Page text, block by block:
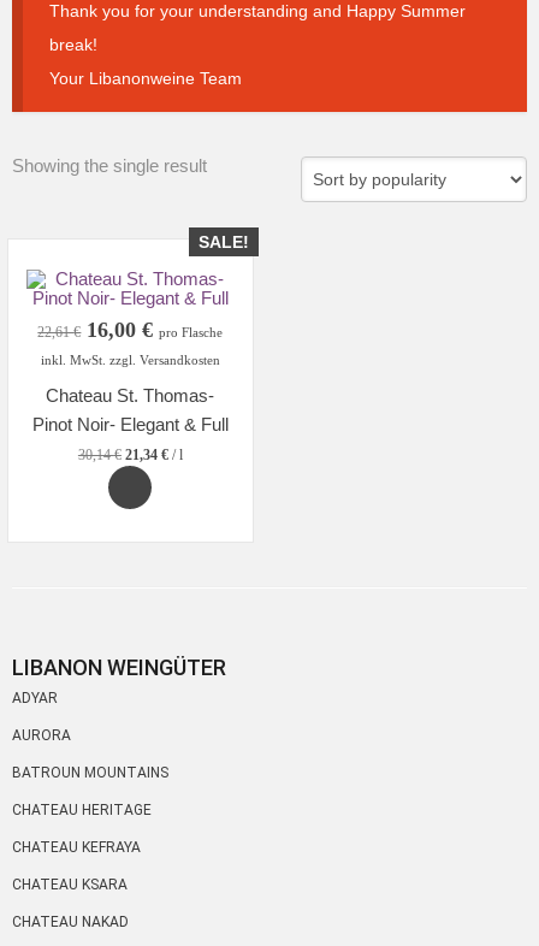
Thank you for your understanding and Happy Summer
break!
Your Libanonweine Team
Showing the single result
SALE!
22,61€ Original
price
22,61 €.
16,00€Current
price
16,00 €.
pro Flasche
inkl. MwSt. zzgl. Versandkosten
Chateau St. Thomas-
Pinot Noir- Elegant & Full
30,14€ 21,34 €/l
LIBANON WEINGÜTER
ADYAR
AURORA
BATROUN MOUNTAINS
CHATEAU HERITAGE
CHATEAU KEFRAYA
CHATEAU KSARA
CHATEAU NAKAD